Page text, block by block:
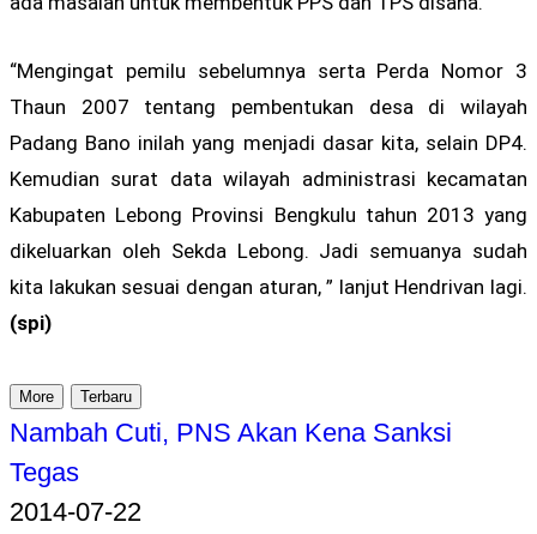
“Mengingat pemilu sebelumnya serta Perda Nomor 3
Thaun 2007 tentang pembentukan desa di wilayah
Padang Bano inilah yang menjadi dasar kita, selain DP4.
Kemudian surat data wilayah administrasi kecamatan
Kabupaten Lebong Provinsi Bengkulu tahun 2013 yang
dikeluarkan oleh Sekda Lebong. Jadi semuanya sudah
kita lakukan sesuai dengan aturan, ” lanjut Hendrivan lagi.
(spi)
More Terbaru
Nambah Cuti, PNS Akan Kena Sanksi
Tegas
2014-07-22